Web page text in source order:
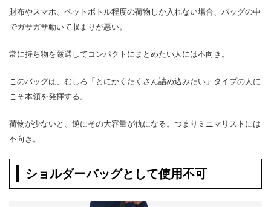
財布やスマホ、ペットボトル程度の荷物しか入れない場合、バッグの中
でガサガサ動いて収まりが悪い。
常に持ち物を厳選してコンパクトにまとめたい人には不向き。
このバッグは、むしろ「とにかくたくさん詰め込みたい」タイプの人に
こそ本領を発揮する。
荷物が少ないと、逆にその大容量が仇になる。つまりミニマリストには
不向き。
ショルダーバッグとして使用不可